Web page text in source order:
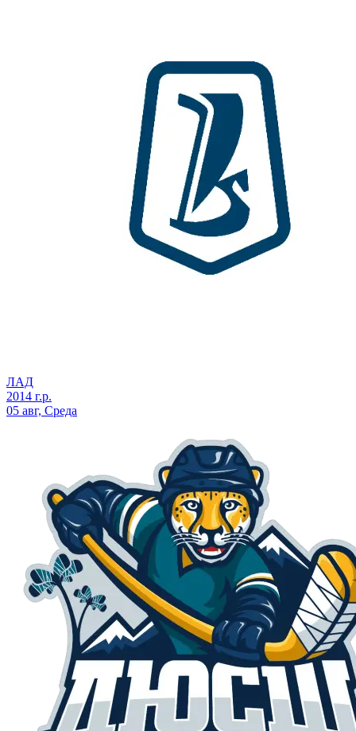
ЛАД
2014 г.р.
05 авг, Среда